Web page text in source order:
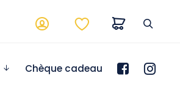
Chèque cadeau